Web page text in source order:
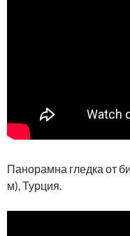
Панорамна гледка от
м), Турция.